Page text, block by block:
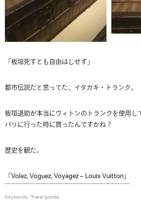
「板垣死すとも自由はしせず」
都市伝説だと思ってた、イタガキ・トランク。
板垣退助が本当にヴィトンのトランクを使用し
パリに行った時に買ったんですかね？
歴史を観た。
「Volez, Voguez, Voyagez – Louis Vuitton」
Keywords: Travel goods